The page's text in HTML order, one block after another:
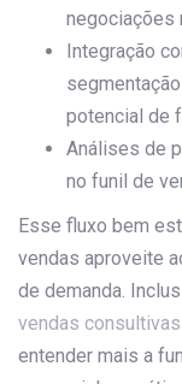
negociações
Integração
potencial de
Análises de
no funil de
Esse fluxo bem
vendas aproveite
de demanda.
vendas
entender mais a